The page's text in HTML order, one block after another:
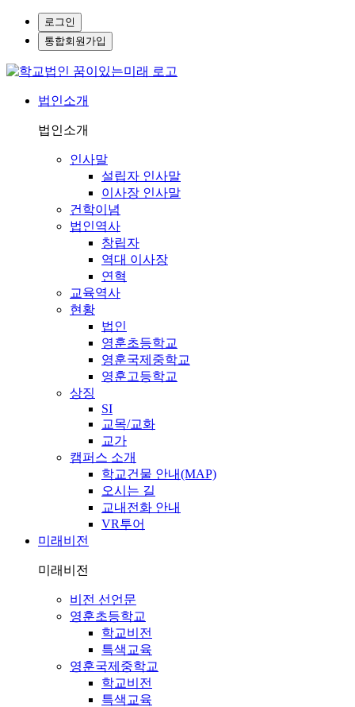
로그인
통합회원가입
법인소개
법인소개
인사말
설립자 인사말
이사장 인사말
건학이념
법인역사
창립자
역대 이사장
연혁
교육역사
현황
법인
영훈초등학교
영훈국제중학교
영훈고등학교
상징
SI
교목/교화
교가
캠퍼스 소개
학교건물 안내(MAP)
오시는 길
교내전화 안내
VR투어
미래비전
미래비전
비전 선언문
영훈초등학교
학교비전
특색교육
영훈국제중학교
학교비전
특색교육